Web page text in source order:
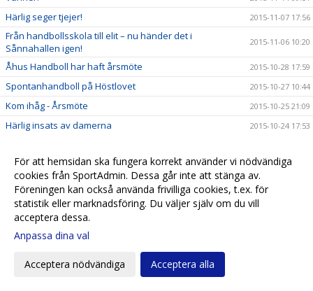
Härlig seger tjejer! 2015-11-07 17:56
Från handbollsskola till elit – nu händer det i
Sånnahallen igen!
2015-11-06 10:20
Åhus Handboll har haft årsmöte 2015-10-28 17:59
Spontanhandboll på Höstlovet 2015-10-27 10:44
Kom ihåg - Årsmöte 2015-10-25 21:09
Härlig insats av damerna 2015-10-24 17:53
Dubbelarrangemang i Sånnahallen på lördag 2015-10-16 10:47
Första vinsten i division 1!!! 2015-10-11 17:42
Tufft för herrarna i Anderstorp! 2015-10-11 17:38
Mingelträff för alla våra ledare!
Årsmöte
Premiärnerver för damerna men herrarna vann!
För att hemsidan ska fungera korrekt använder vi nödvändiga
cookies från SportAdmin. Dessa går inte att stänga av.
Föreningen kan också använda frivilliga cookies, t.ex. för
statistik eller marknadsföring. Du väljer själv om du vill
acceptera dessa.
Anpassa dina val
Acceptera nödvändiga Acceptera alla